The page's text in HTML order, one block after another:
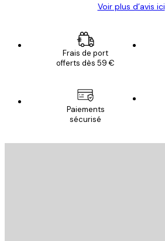
Voir plus d’avis ici
S'INSCRIRE
Frais de port
offerts dès 59 €
Paiements
sécurisé